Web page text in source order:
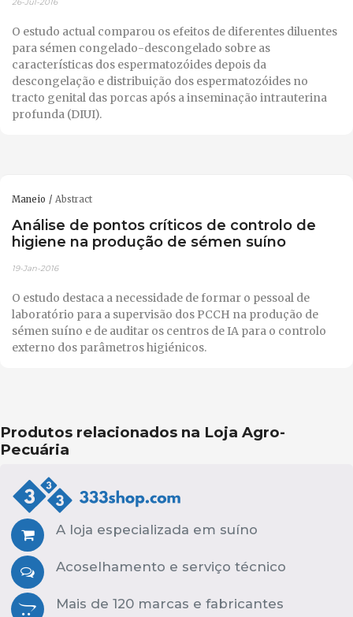
O estudo actual comparou os efeitos de diferentes diluentes
para sémen congelado-descongelado sobre as
características dos espermatozóides depois da
descongelação e distribuição dos espermatozóides no
tracto genital das porcas após a inseminação intrauterina
profunda (DIUI).
Maneio Abstract
Análise de pontos críticos de controlo de
higiene na produção de sémen suíno
19-Jan-2016
O estudo destaca a necessidade de formar o pessoal de
laboratório para a supervisão dos PCCH na produção de
sémen suíno e de auditar os centros de IA para o controlo
externo dos parâmetros higiénicos.
Produtos relacionados na Loja Agro-
Pecuária
A loja especializada em suíno
Acoselhamento e serviço técnico
Mais de 120 marcas e fabricantes